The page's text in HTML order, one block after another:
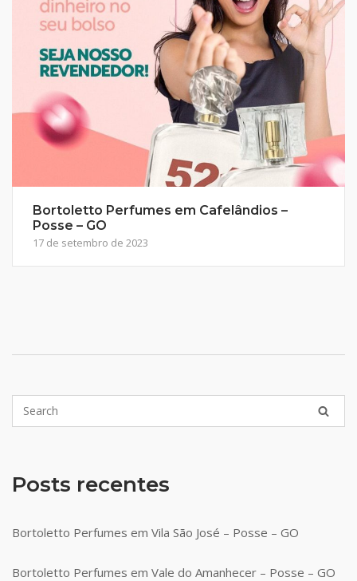
Bortoletto Perfumes em Cafelândios –
Posse – GO
17 de setembro de 2023
Posts recentes
Bortoletto Perfumes em Vila São José – Posse – GO
Bortoletto Perfumes em Vale do Amanhecer – Posse – GO